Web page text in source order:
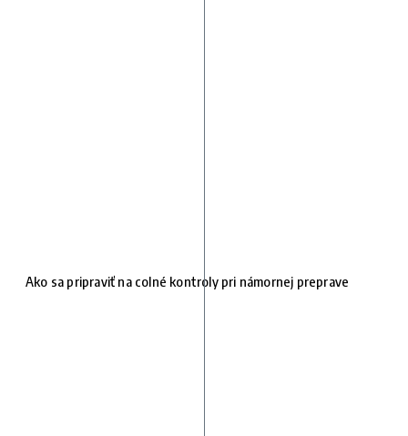
Ako sa pripraviť na colné kontroly pri námornej preprave